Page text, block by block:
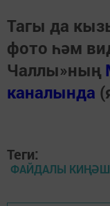
Тагы да
фото һәм
Чаллы»ның
каналында
Теги:
ФАЙДАЛЫ КИҢӘШ